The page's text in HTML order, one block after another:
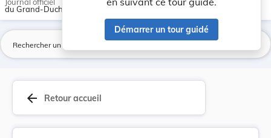
Démarrer un tour guidé
du Grand-Duché de Luxembourg
arrow_back Retour accueil